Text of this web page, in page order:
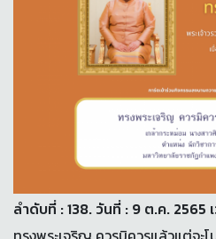
ลำดับที่ : 138. วันที่ : 9 ต.ค. 2565 เ